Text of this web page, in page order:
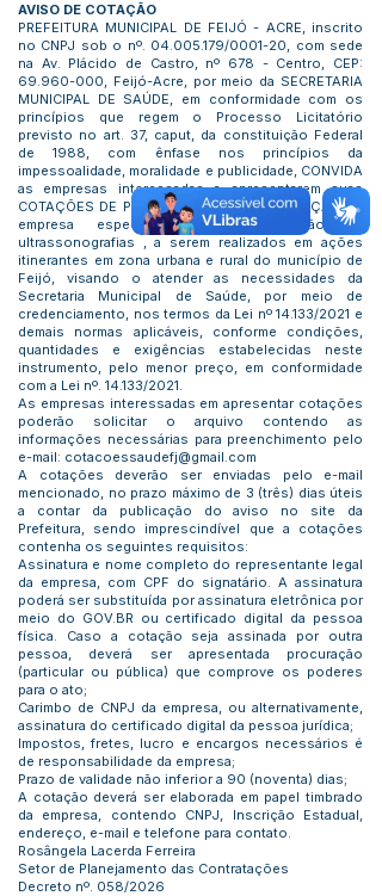
AVISO DE COTAÇÃO
PREFEITURA MUNICIPAL DE FEIJÓ - ACRE, inscrito
no CNPJ sob o nº. 04.005.179/0001-20, com sede
na Av. Plácido de Castro, nº 678 - Centro, CEP:
69.960-000, Feijó-Acre, por meio da SECRETARIA
MUNICIPAL DE SAÚDE, em conformidade com os
princípios que regem o Processo Licitatório
previsto no art. 37, caput, da constituição Federal
de 1988, com ênfase nos princípios da
impessoalidade, moralidade e publicidade, CONVIDA
as empresas interessadas a apresentarem suas
COTAÇÕES DE PREÇOS PARA A CONTRATAÇÃO de
empresa especializada para realização de
ultrassonografias , a serem realizados em ações
itinerantes em zona urbana e rural do município de
Feijó, visando o atender as necessidades da
Secretaria Municipal de Saúde, por meio de
credenciamento, nos termos da Lei nº 14.133/2021 e
demais normas aplicáveis, conforme condições,
quantidades e exigências estabelecidas neste
instrumento, pelo menor preço, em conformidade
com a Lei nº. 14.133/2021.
As empresas interessadas em apresentar cotações
poderão solicitar o arquivo contendo as
informações necessárias para preenchimento pelo
e-mail: cotacoessaudefj@gmail.com
A cotações deverão ser enviadas pelo e-mail
mencionado, no prazo máximo de 3 (três) dias úteis
a contar da publicação do aviso no site da
Prefeitura, sendo imprescindível que a cotações
contenha os seguintes requisitos:
Assinatura e nome completo do representante legal
da empresa, com CPF do signatário. A assinatura
poderá ser substituída por assinatura eletrônica por
meio do GOV.BR ou certificado digital da pessoa
física. Caso a cotação seja assinada por outra
pessoa, deverá ser apresentada procuração
(particular ou pública) que comprove os poderes
para o ato;
Carimbo de CNPJ da empresa, ou alternativamente,
assinatura do certificado digital da pessoa jurídica;
Impostos, fretes, lucro e encargos necessários é
de responsabilidade da empresa;
Prazo de validade não inferior a 90 (noventa) dias;
A cotação deverá ser elaborada em papel timbrado
da empresa, contendo CNPJ, Inscrição Estadual,
endereço, e-mail e telefone para contato.
Rosângela Lacerda Ferreira
Setor de Planejamento das Contratações
Decreto nº. 058/2026